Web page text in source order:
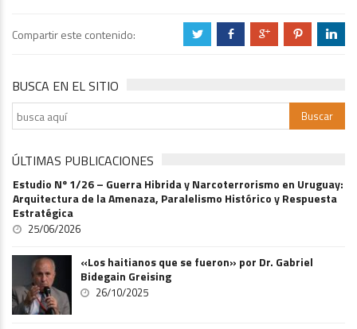
Compartir este contenido: a b c d j
BUSCA EN EL SITIO
ÚLTIMAS PUBLICACIONES
Estudio Nº 1/26 – Guerra Hibrida y Narcoterrorismo en Uruguay:
Arquitectura de la Amenaza, Paralelismo Histórico y Respuesta
Estratégica
25/06/2026
«Los haitianos que se fueron» por Dr. Gabriel
Bidegain Greising
26/10/2025